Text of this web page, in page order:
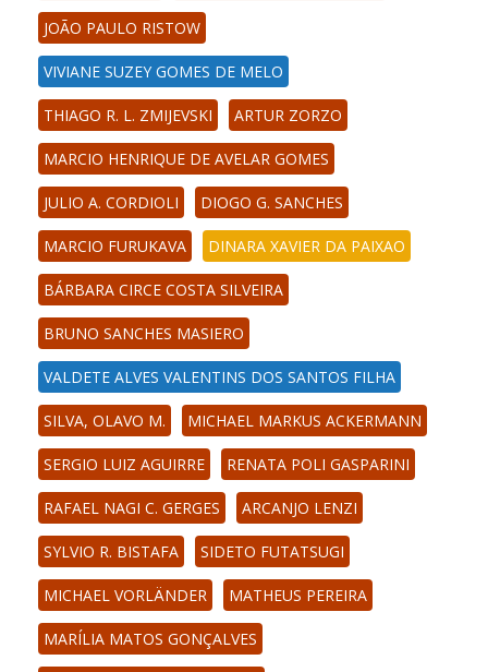
JOÃO PAULO RISTOW
VIVIANE SUZEY GOMES DE MELO
THIAGO R. L. ZMIJEVSKI ARTUR ZORZO
MARCIO HENRIQUE DE AVELAR GOMES
JULIO A. CORDIOLI DIOGO G. SANCHES
MARCIO FURUKAVA DINARA XAVIER DA PAIXAO
BÁRBARA CIRCE COSTA SILVEIRA
BRUNO SANCHES MASIERO
VALDETE ALVES VALENTINS DOS SANTOS FILHA
SILVA, OLAVO M. MICHAEL MARKUS ACKERMANN
SERGIO LUIZ AGUIRRE RENATA POLI GASPARINI
RAFAEL NAGI C. GERGES ARCANJO LENZI
SYLVIO R. BISTAFA SIDETO FUTATSUGI
MICHAEL VORLÄNDER MATHEUS PEREIRA
MARÍLIA MATOS GONÇALVES